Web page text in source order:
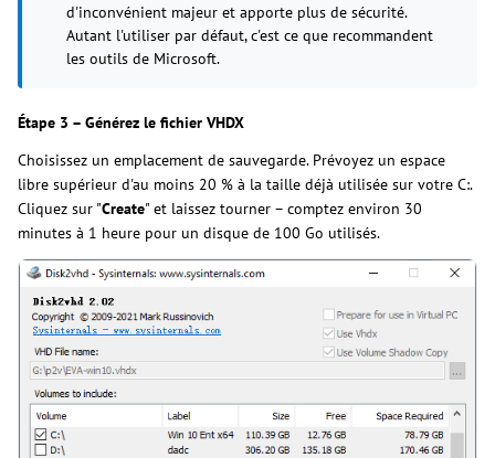
d'inconvénient majeur et apporte plus de sécurité.
Autant l'utiliser par défaut, c'est ce que recommandent
les outils de Microsoft.
Étape 3 – Générez le fichier VHDX
Choisissez un emplacement de sauvegarde. Prévoyez un espace
libre supérieur d'au moins 20 % à la taille déjà utilisée sur votre C:.
Cliquez sur "Create" et laissez tourner – comptez environ 30
minutes à 1 heure pour un disque de 100 Go utilisés.